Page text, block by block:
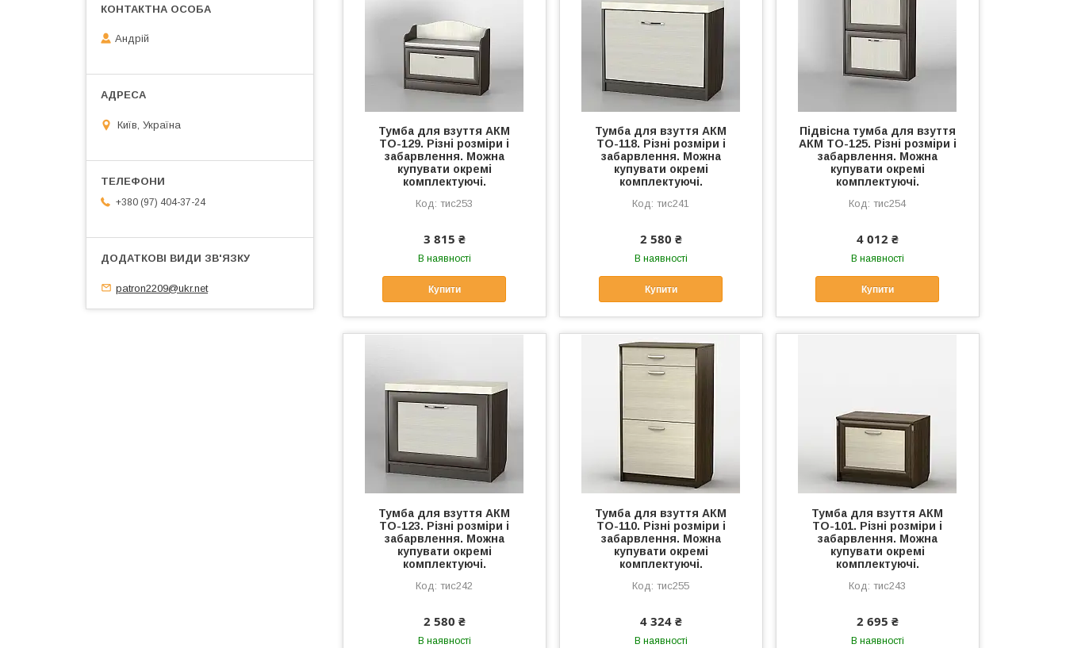
Тумба для взуття АКМ
ТО-129. Різні розміри і
забарвлення. Можна
купувати окремі
комплектуючі.
тис253
3 815 ₴
В наявності
Купити
Тумба для взуття АКМ
ТО-118. Різні розміри і
забарвлення. Можна
купувати окремі
комплектуючі.
тис241
2 580 ₴
В наявності
Купити
Підвісна тумба для взуття
АКМ ТО-125. Різні розміри і
забарвлення. Можна
купувати окремі
комплектуючі.
тис254
4 012 ₴
В наявності
Купити
Тумба для взуття АКМ
ТО-123. Різні розміри і
забарвлення. Можна
купувати окремі
комплектуючі.
тис242
2 580 ₴
В наявності
Тумба для взуття АКМ
ТО-110. Різні розміри і
забарвлення. Можна
купувати окремі
комплектуючі.
тис255
4 324 ₴
В наявності
Тумба для взуття АКМ
ТО-101. Різні розміри і
забарвлення. Можна
купувати окремі
комплектуючі.
тис243
2 695 ₴
В наявності
Андрій
Київ, Україна
+380 (97) 404-37-24
patron2209@ukr.net